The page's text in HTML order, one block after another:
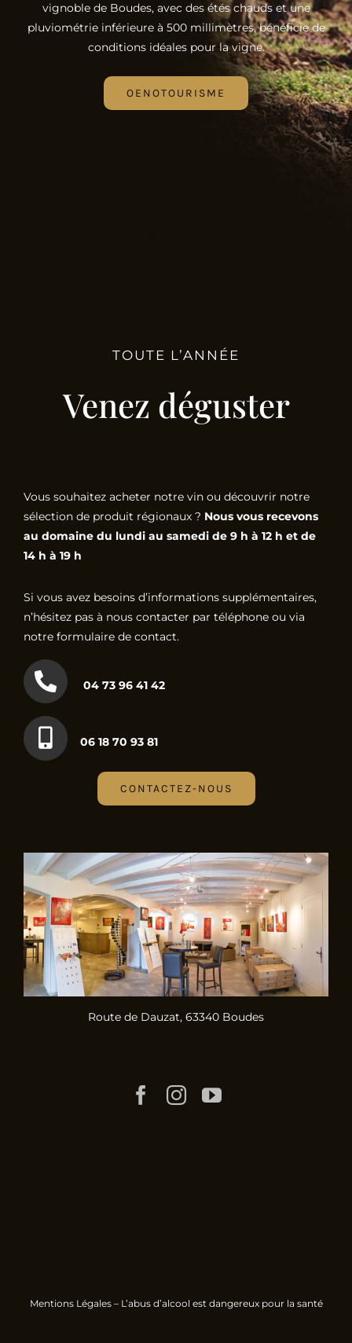
vignoble de Boudes, avec des étés chauds et une
pluviométrie inférieure à 500 millimètres, bénéficie de
conditions idéales pour la vigne.
OENOTOURISME
TOUTE L’ANNÉE
Venez déguster
Vous souhaitez acheter notre vin ou découvrir notre
sélection de produit régionaux ? Nous vous recevons
au domaine du lundi au samedi de 9 h à 12 h et de
14 h à 19 h
Si vous avez besoins d’informations supplémentaires,
n’hésitez pas à nous contacter par téléphone ou via
notre formulaire de contact.
04 73 96 41 42
06 18 70 93 81
CONTACTEZ-NOUS
Route de Dauzat, 63340 Boudes
Mentions Légales– L’abus d’alcool est dangereux pour la santé